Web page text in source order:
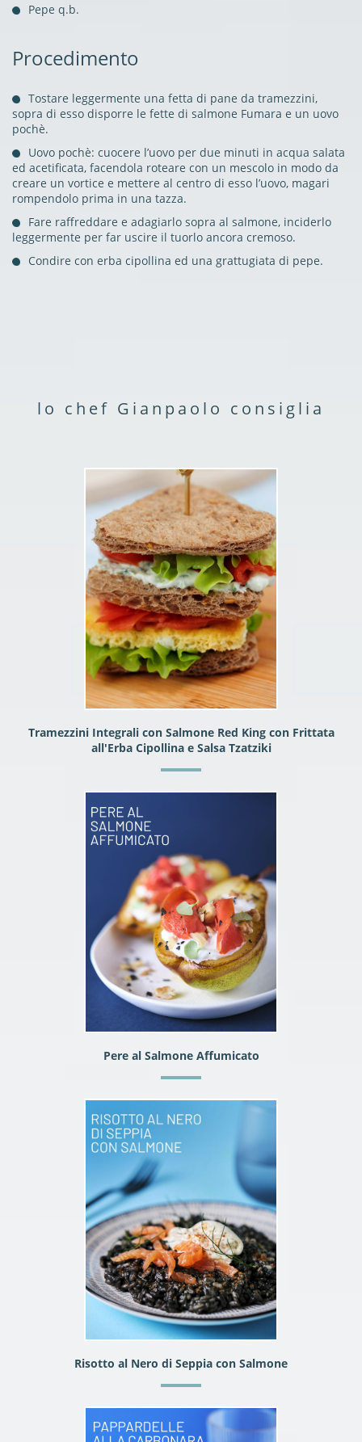
Pepe q.b.
Procedimento
Tostare leggermente una fetta di pane da tramezzini,
sopra di esso disporre le fette di salmone Fumara e un uovo
pochè.
Uovo pochè: cuocere l’uovo per due minuti in acqua salata
ed acetificata, facendola roteare con un mescolo in modo da
creare un vortice e mettere al centro di esso l’uovo, magari
rompendolo prima in una tazza.
Fare raffreddare e adagiarlo sopra al salmone, inciderlo
leggermente per far uscire il tuorlo ancora cremoso.
Condire con erba cipollina ed una grattugiata di pepe.
lo chef Gianpaolo consiglia
Tramezzini Integrali con Salmone Red King con Frittata
all'Erba Cipollina e Salsa Tzatziki
Pere al Salmone Affumicato
Risotto al Nero di Seppia con Salmone